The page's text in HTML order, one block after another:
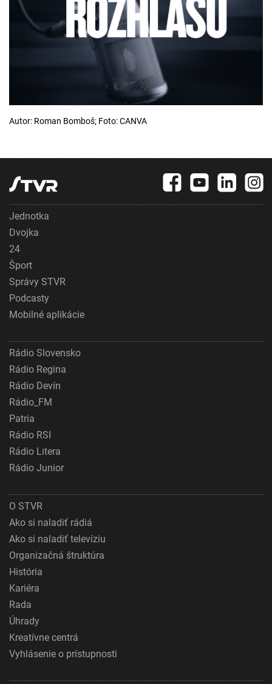
Autor: Roman Bomboš; Foto: CANVA
Jednotka
Dvojka
24
Šport
Správy STVR
Podcasty
Mobilné aplikácie
Rádio Slovensko
Rádio Regina
Rádio Devín
Rádio_FM
Patria
Rádio RSI
Rádio Litera
Rádio Junior
O STVR
Ako si naladiť rádiá
Ako si naladiť televíziu
Organizačná štruktúra
História
Kariéra
Rada
Úhrady
Kreatívne centrá
Vyhlásenie o prístupnosti